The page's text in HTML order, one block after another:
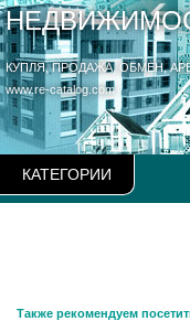
КУПЛЯ, ПРОДАЖА, ОБМЕН,
www.re-catalog.com
КАТЕГОРИИ
Также рекомендуем